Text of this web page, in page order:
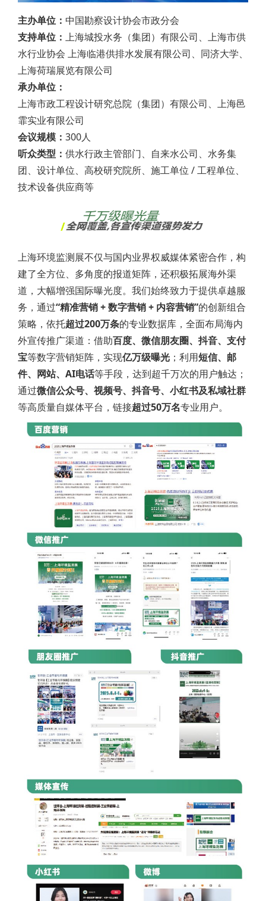
主办单位： 中国勘察设计协会市政分会
支持单位： 上海城投水务（集团）有限公司、上海市供
水行业协会 上海临港供排水发展有限公司、同济大学、
上海荷瑞展览有限公司
承办单位：
上海市政工程设计研究总院（集团）有限公司、上海邑
霏实业有限公司
会议规模： 300人
听众类型： 供水行政主管部门、自来水公司、水务集
团、设计单位、高校研究院所、施工单位 / 工程单位、
技术设备供应商等
上海环境监测展不仅与国内业界权威媒体紧密合作，构
建了全方位、多角度的报道矩阵，还积极拓展海外渠
道，大幅增强国际曝光度。我们始终致力于提供卓越服
务，通过“精准营销 + 数字营销 + 内容营销”的创新组合
策略，依托超过200万条的专业数据库，全面布局海内
外宣传推广渠道：借助百度、微信朋友圈、抖音、支付
宝等数字营销矩阵，实现亿万级曝光 ；利用短信、邮
件、网站、AI电话等手段，达到超千万次的用户触达；
通过微信公众号、视频号、抖音号、小红书及私域社群
等高质量自媒体平台，链接超过50万名专业用户。